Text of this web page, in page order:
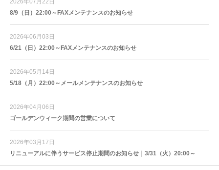
2026年07月22日
8/9（日）22:00～FAXメンテナンスのお知らせ
2026年06月03日
6/21（日）22:00～FAXメンテナンスのお知らせ
2026年05月14日
5/18（月）22:00～メールメンテナンスのお知らせ
2026年04月06日
ゴールデンウィーク期間の営業について
2026年03月17日
リニューアルに伴うサービス停止期間のお知らせ｜3/31（火）20:00～